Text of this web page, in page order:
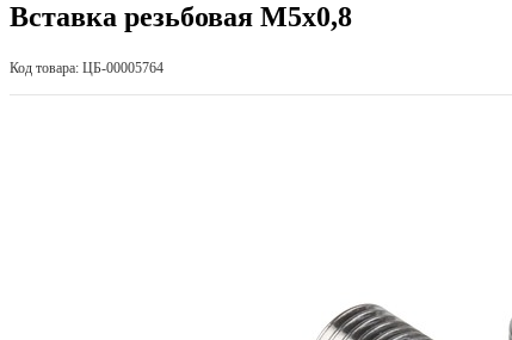
Вставка резьбовая М5х0,8
Код товара: ЦБ-00005764